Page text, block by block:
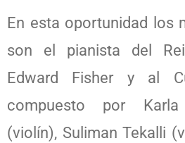
En esta oportunidad los
son el pianista del
Edward Fisher y al
compuesto por Karla
(violín), Suliman Tekalli